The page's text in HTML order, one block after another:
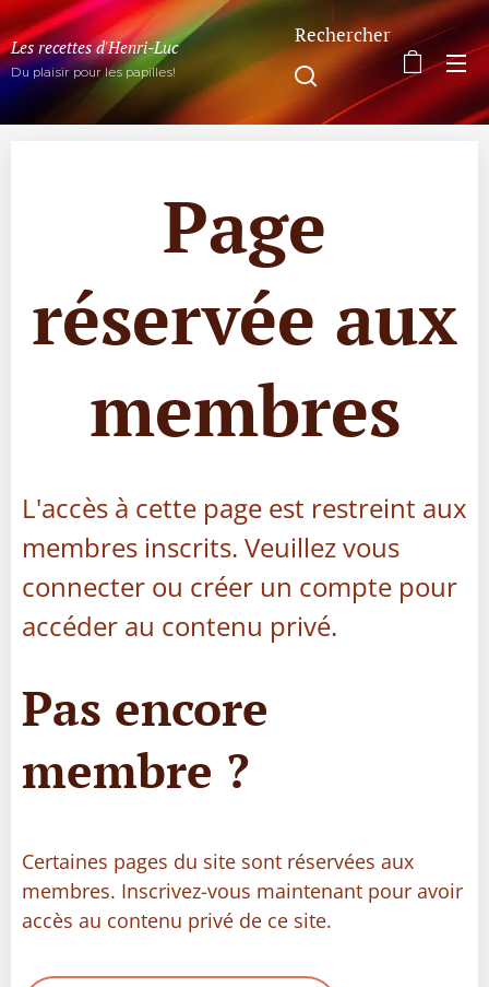
Les recettes d'Henri-Luc
Du plaisir pour les papilles!
Rechercher
Page
réservée aux
membres
L'accès à cette page est restreint aux
membres inscrits. Veuillez vous
connecter ou créer un compte pour
accéder au contenu privé.
Pas encore
membre ?
Certaines pages du site sont réservées aux
membres. Inscrivez-vous maintenant pour avoir
accès au contenu privé de ce site.